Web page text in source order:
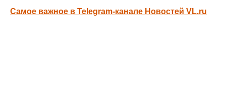
Самое важное в Telegram-канале Новостей VL.ru